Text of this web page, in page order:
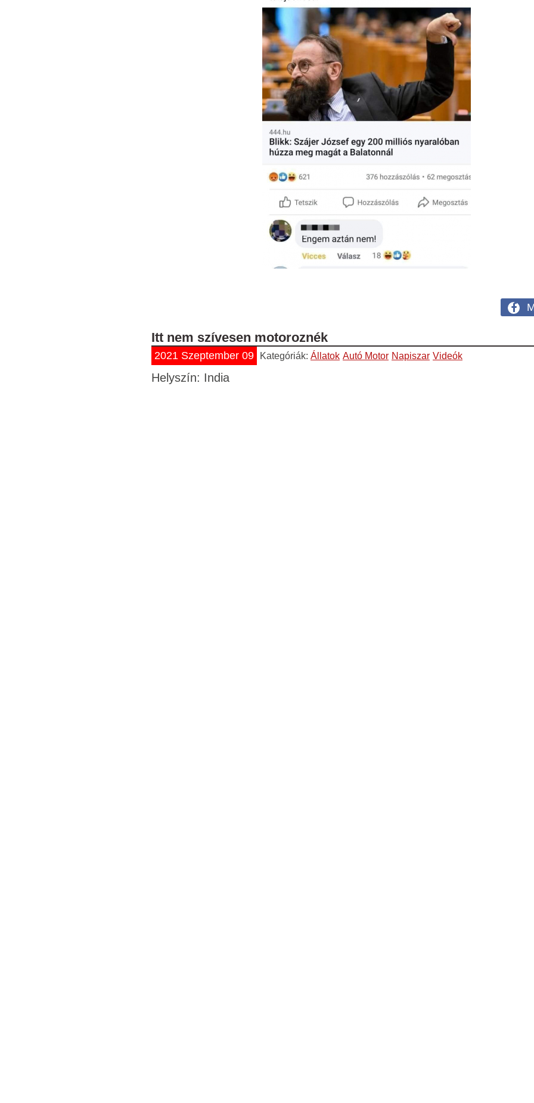
Itt nem szívesen motoroznék
2021 Szeptember 09 Kategóriák: Állatok Autó Motor Napiszar Videók
Helyszín: India